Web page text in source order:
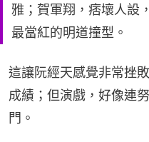
雅；賀軍翔，痞壞人設
最當紅的明道撞型。
這讓阮經天感覺非常挫
成績；但演戲，好像連
門。